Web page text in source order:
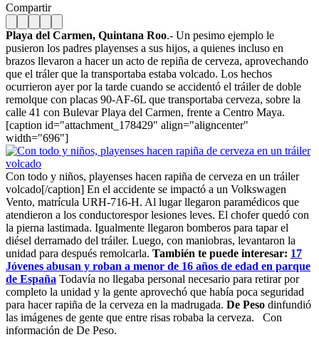
Compartir
Playa del Carmen, Quintana Roo.- Un pesimo ejemplo le
pusieron los padres playenses a sus hijos, a quienes incluso en
brazos llevaron a hacer un acto de repiña de cerveza, aprovechando
que el tráler que la transportaba estaba volcado. Los hechos
ocurrieron ayer por la tarde cuando se accidentó el tráiler de doble
remolque con placas 90-AF-6L que transportaba cerveza, sobre la
calle 41 con Bulevar Playa del Carmen, frente a Centro Maya.
[caption id="attachment_178429" align="aligncenter"
width="696"]
Con todo y niños, playenses hacen rapiña de cerveza en un tráiler
volcado[/caption] En el accidente se impactó a un Volkswagen
Vento, matrícula URH-716-H. Al lugar llegaron paramédicos que
atendieron a los conductorespor lesiones leves. El chofer quedó con
la pierna lastimada. Igualmente llegaron bomberos para tapar el
diésel derramado del tráiler. Luego, con maniobras, levantaron la
unidad para después remolcarla. También te puede interesar: 17
Jóvenes abusan y roban a menor de 16 años de edad en parque
de España Todavía no llegaba personal necesario para retirar por
completo la unidad y la gente aprovechó que había poca seguridad
para hacer rapiña de la cerveza en la madrugada. De Peso dinfundió
las imágenes de gente que entre risas robaba la cerveza. Con
información de De Peso.